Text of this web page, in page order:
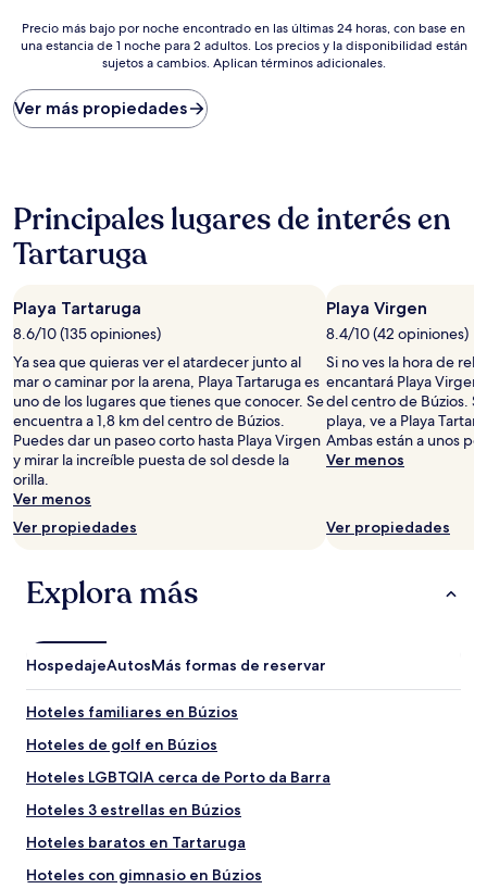
$72
Precio
más
por
noche
encontrado
24
horas,
con
base
una
estancia
de
1
noche
para
2
adultos.
Los
precios
y
disponibilidad
cambios.
adicionales.
Precio más bajo por noche encontrado en las últimas 24 horas, con base en
una estancia de 1 noche para 2 adultos. Los precios y la disponibilidad están
sujetos a cambios. Aplican términos adicionales.
Ver más propiedades
Principales lugares de interés en
Tartaruga
Playa Tartaruga
8.6/10 (135 opiniones)
Ya sea que quieras ver el atardecer junto al
mar o caminar por la arena, Playa Tartaruga es
uno de los lugares que tienes que conocer. Se
encuentra a 1,8 km del centro de Búzios.
Puedes dar un paseo corto hasta Playa Virgen
y mirar la increíble puesta de sol desde la
orilla.
Ver menos
Ver propiedades
Playa Virgen
8.4/10 (42 opiniones)
Si no ves la hora de
encantará Playa
del centro de Búzios.
playa, ve a Playa
Ambas están a unos
Ver menos
Ver propiedades
Explora más
HospedajeAutosMás formas de reservar
Hoteles familiares en Búzios
Hoteles de golf en Búzios
Hoteles LGBTQIA cerca de Porto da Barra
Hoteles 3 estrellas en Búzios
Hoteles baratos en Tartaruga
Hoteles con gimnasio en Búzios